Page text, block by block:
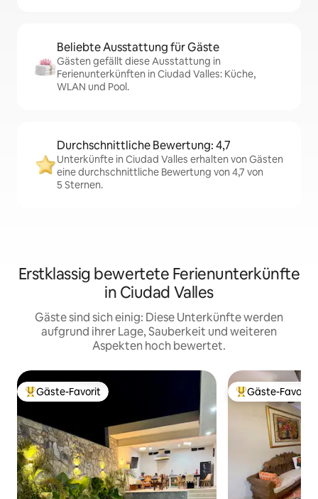
Beliebte Ausstattung für Gäste
Gästen gefällt diese Ausstattung in
Ferienunterkünften in Ciudad Valles: Küche,
WLAN und Pool.
Durchschnittliche Bewertung: 4,7
Unterkünfte in Ciudad Valles erhalten von Gästen
eine durchschnittliche Bewertung von 4,7 von
5 Sternen.
Erstklassig bewertete Ferienunterkünfte
in Ciudad Valles
Gäste sind sich einig: Diese Unterkünfte werden
aufgrund ihrer Lage, Sauberkeit und weiteren
Aspekten hoch bewertet.
Beliebter Gäste-Favorit.
Gäste-Favorit Beliebter Gäste-
Gäste-Favorit